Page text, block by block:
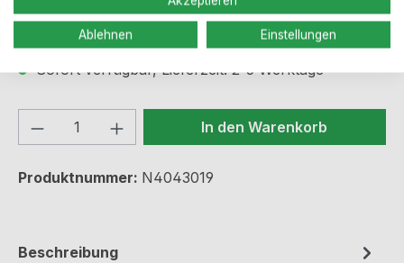
Preise inkl. MwSt. zzgl. Versandkosten
Sofort verfügbar, Lieferzeit: 2-5 Werktage
Produkt Anzahl: Gib denIn den Warenkorb
Produktnummer: N4043019
Beschreibung
Ablehnen Einstellungen